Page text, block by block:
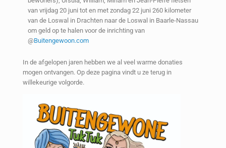
van vrijdag 20 juni tot en met zondag 22 juni 260 kilometer
van de Loswal in Drachten naar de Loswal in Baarle-Nassau
om geld op te halen voor de inrichting van
@Buitengewoon.com
In de afgelopen jaren hebben we al veel warme donaties
mogen ontvangen. Op deze pagina vindt u ze terug in
willekeurige volgorde.